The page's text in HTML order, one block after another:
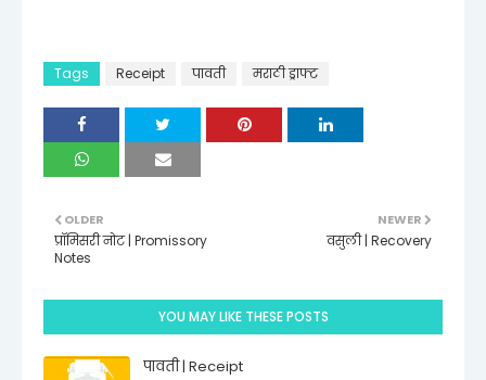
Tags Receipt पावती मराठी ड्राफ्ट
NEWER
वसुली | Recovery
OLDER
प्रॉमिसरी नोट | Promissory
Notes
YOU MAY LIKE THESE POSTS
पावती | Receipt